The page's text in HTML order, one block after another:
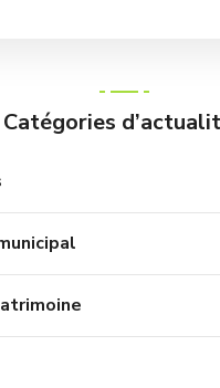
Catégories